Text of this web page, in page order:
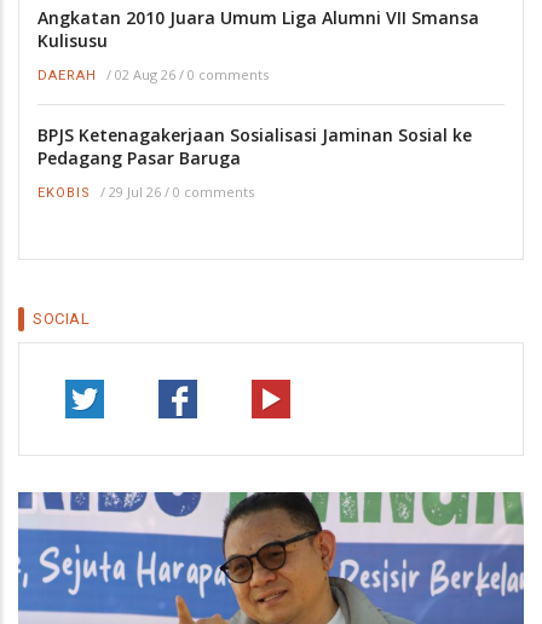
Angkatan 2010 Juara Umum Liga Alumni VII Smansa
Kulisusu
DAERAH / 02 Aug 26 / 0 comments
BPJS Ketenagakerjaan Sosialisasi Jaminan Sosial ke
Pedagang Pasar Baruga
EKOBIS / 29 Jul 26 / 0 comments
SOCIAL